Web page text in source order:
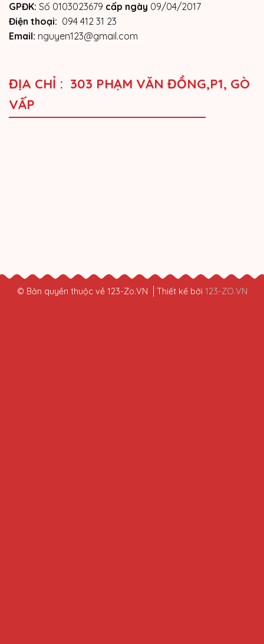
GPĐK: Số 0103023679 cấp ngày 09/04/2017
Điện thoại: 094 412 31 23
Email: nguyen123@gmail.com
ĐỊA CHỈ : 303 PHẠM VĂN ĐỒNG,P1, GÒ
VẤP
© Bản quyền thuộc về 123-Zo.VN Thiết kế bởi 123-ZO.VN